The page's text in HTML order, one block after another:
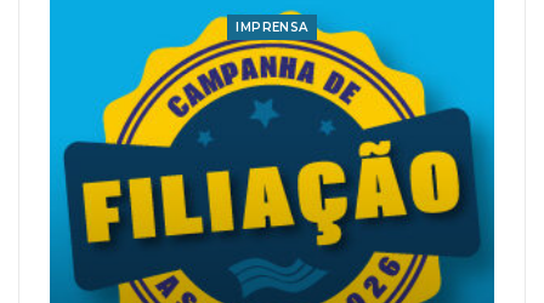
IMPRENSA